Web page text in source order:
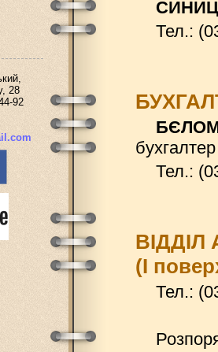
28
92
Тел.:
бухгалтер
Тел.:
(І
Тел.: